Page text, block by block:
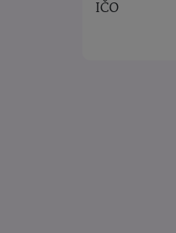
IČO